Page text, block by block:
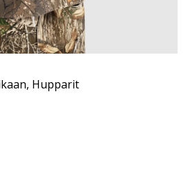
, Hupparit